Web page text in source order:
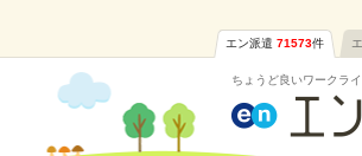
エン派遣 71573件
ちょうど良いワークラ